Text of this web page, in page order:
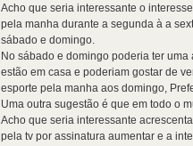
Acho que seria interessante o
pela manha durante a segunda à a
sábado e domingo.
No sábado e domingo poderia ter
estão em casa e poderiam gostar de
esporte pela manha aos domingo,
Uma outra sugestão é que em todo o
Acho que seria interessante
pela tv por assinatura aumentar e a